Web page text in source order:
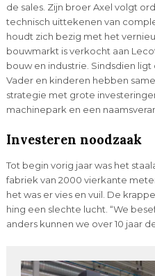
de sales. Zijn broer Axel volgt
technisch uittekenen van
houdt zich bezig met het
bouwmarkt is verkocht aan
bouw en industrie. Sindsdien
Vader en kinderen hebben
strategie met grote
machinepark en een
Investeren noodzaak
Tot begin vorig jaar was het
fabriek van 2000 vierkante
het was er vies en vuil. De
hing een slechte lucht. “We
anders kunnen we over 10 jaar